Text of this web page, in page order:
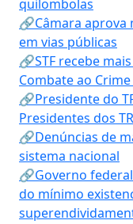
quilombolas
🔗Câmara aprova
em vias públicas
🔗STF recebe
Combate ao
🔗Presidente do
Presidentes dos
🔗Denúncias de
sistema nacional
🔗Governo
do mínimo